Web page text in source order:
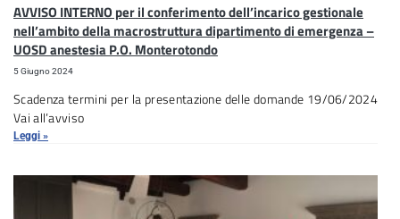
AVVISO INTERNO per il conferimento dell’incarico gestionale
nell’ambito della macrostruttura dipartimento di emergenza –
UOSD anestesia P.O. Monterotondo
5 Giugno 2024
Scadenza termini per la presentazione delle domande 19/06/2024
Vai all’avviso
Leggi »